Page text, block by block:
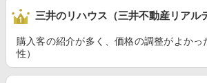
三井のリハウス（三井不動産リアル
購入客の紹介が多く、価格の調整がよかっ
性）